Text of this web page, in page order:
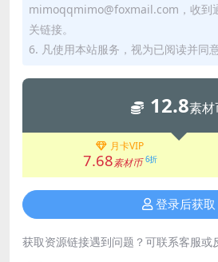
mimoqqmimo@foxmail.com，收到
关链接。
6. 凡使用本站服务，视为已阅读并同
12.8素材
月卡VIP
7.68素材币 6折
登录后获取
获取资源链接遇到问题？可联系客服或